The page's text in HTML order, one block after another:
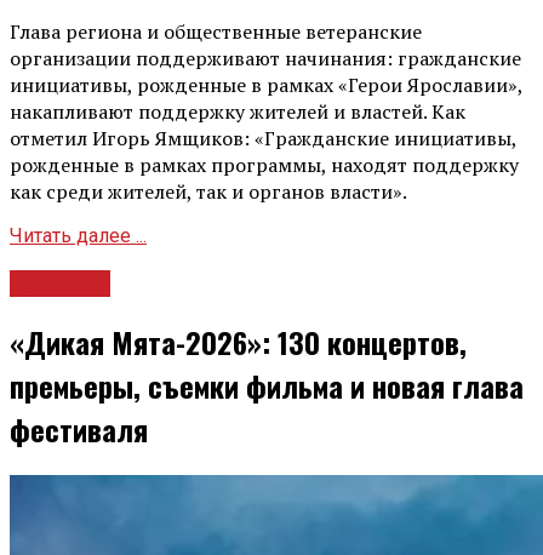
Глава региона и общественные ветеранские
организации поддерживают начинания: гражданские
инициативы, рожденные в рамках «Герои Ярославии»,
накапливают поддержку жителей и властей. Как
отметил Игорь Ямщиков: «Гражданские инициативы,
рожденные в рамках программы, находят поддержку
как среди жителей, так и органов власти».
Читать далее ...
«Дикая Мята-2026»: 130 концертов,
премьеры, съемки фильма и новая глава
фестиваля